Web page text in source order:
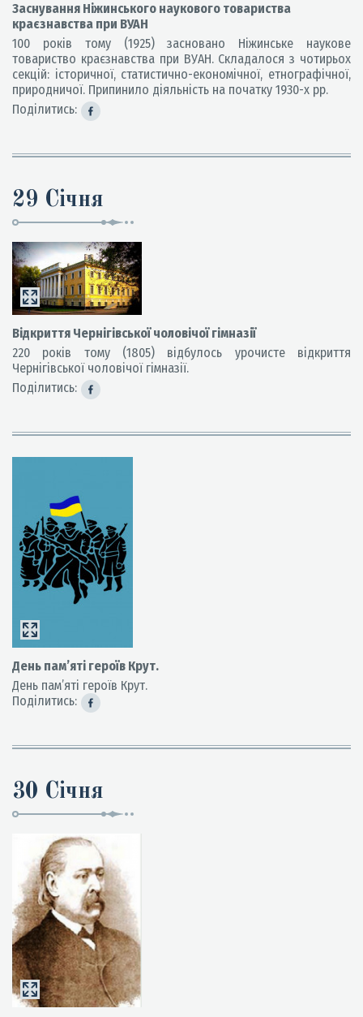
Заснування Ніжинського наукового товариства
краєзнавства при ВУАН
100 років тому (1925) засновано Ніжинське наукове
товариство краєзнавства при ВУАН. Складалося з чотирьох
секцій: історичної, статистично-економічної, етнографічної,
природничої. Припинило діяльність на початку 1930-х рр.
Поділитись:
29 Січня
Відкриття Чернігівської чоловічої гімназії
220 років тому (1805) відбулось урочисте відкриття
Чернігівської чоловічої гімназії.
Поділитись:
День пам’яті героїв Крут.
День пам’яті героїв Крут.
Поділитись:
30 Січня